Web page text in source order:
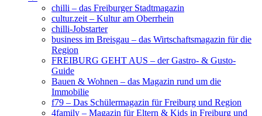
chilli – das Freiburger Stadtmagazin
cultur.zeit – Kultur am Oberrhein
chilli-Jobstarter
business im Breisgau – das Wirtschaftsmagazin für die
Region
FREIBURG GEHT AUS – der Gastro- & Gusto-
Guide
Bauen & Wohnen – das Magazin rund um die
Immobilie
f79 – Das Schülermagazin für Freiburg und Region
4family – Magazin für Eltern & Kids in Freiburg und